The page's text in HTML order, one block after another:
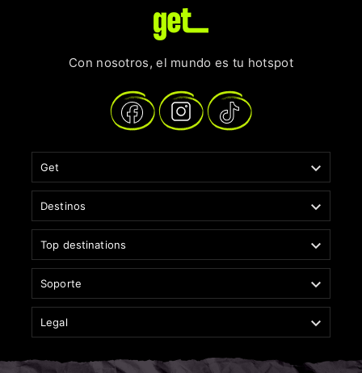
Con nosotros, el mundo es tu hotspot
Get 
Destinos 
Top destinations 
Soporte 
Legal 